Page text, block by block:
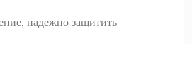
надежно защитить